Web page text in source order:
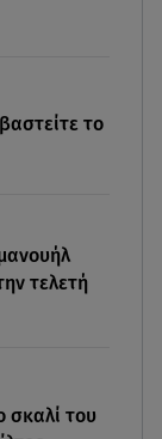
το
τελετή
σκαλί του